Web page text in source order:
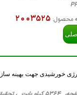
محصول: 2003525
خورشیدی جهت بهینه